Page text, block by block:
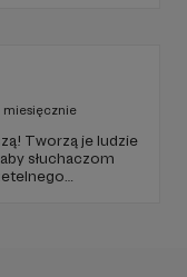
miesięcznie
Tworzą je ludzie
słuchaczom